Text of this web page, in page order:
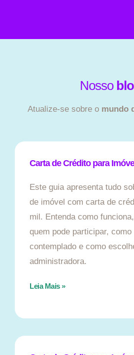
Nosso
Atualize-se sobre o mundo
Carta de Crédito para
Este guia apresenta tudo
de imóvel com carta de
mil. Entenda como
quem pode participar, como
contemplado e como
administradora.
Leia Mais »